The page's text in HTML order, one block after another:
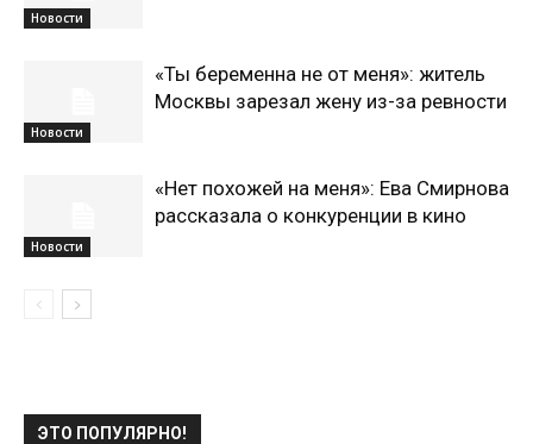
Новости
Новости
«Ты беременна не от меня»: житель
Москвы зарезал жену из-за ревности
Новости
«Нет похожей на меня»: Ева Смирнова
рассказала о конкуренции в кино
ЭТО ПОПУЛЯРНО!